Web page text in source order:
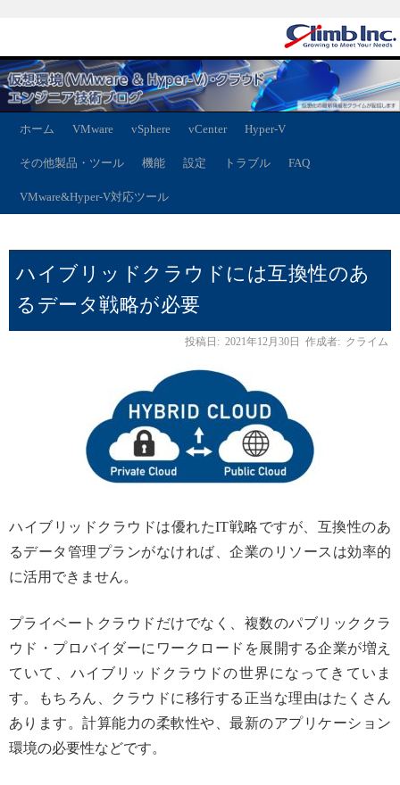
ホーム VMware vSphere vCenter Hyper-V
その他製品・ツール 機能 設定 トラブル FAQ
VMware&Hyper-V対応ツール
ハイブリッドクラウドには互換性のあ
るデータ戦略が必要
投稿日: 2021年12月30日 作成者: クライム
ハイブリッドクラウドは優れたIT戦略ですが、互換性のあ
るデータ管理プランがなければ、企業のリソースは効率的
に活用できません。
プライベートクラウドだけでなく、複数のパブリッククラ
ウド・プロバイダーにワークロードを展開する企業が増え
ていて、ハイブリッドクラウドの世界になってきていま
す。もちろん、クラウドに移行する正当な理由はたくさん
あります。計算能力の柔軟性や、最新のアプリケーション
環境の必要性などです。